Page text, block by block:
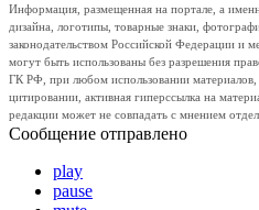
Информация, размещенная на портале, а
дизайна, логотипы, товарные знаки,
законодательством Российской Федерации
могут быть использованы без разрешения
ГК РФ, при любом использовании
цитировании, активная гиперссылка на
редакции может не совпадать с мнением
Сообщение отправлено
play
pause